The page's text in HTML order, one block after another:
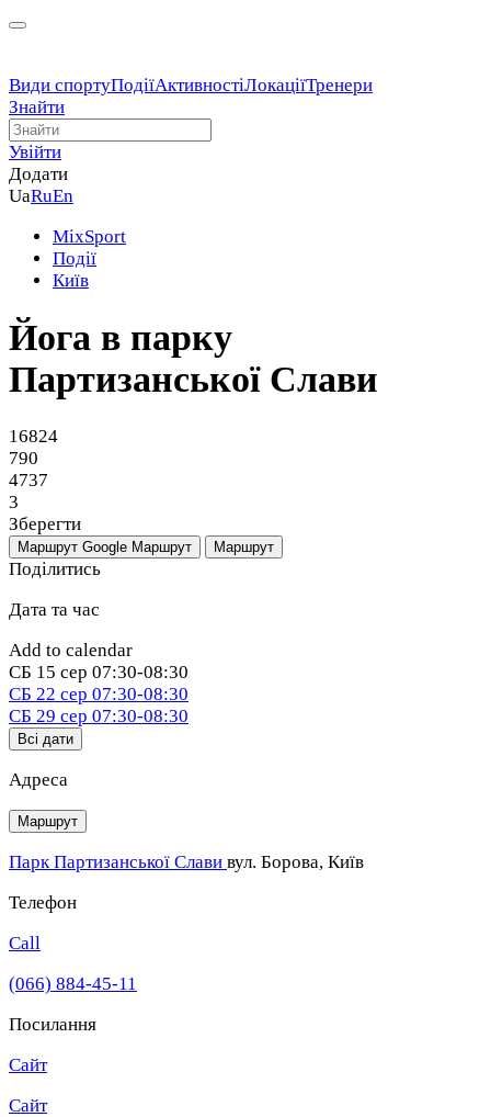
Види спортуПодіїАктивностіЛокаціїТренери
Знайти
Увійти
Додати
UaRuEn
MixSport
Події
Київ
Йога в парку
Партизанської Слави
16824
790
4737
3
Зберегти
Маршрут Google Маршрут Маршрут
Поділитись
Дата та час
Add to calendar
СБ 15 сер 07:30-08:30
СБ 22 сер 07:30-08:30
СБ 29 сер 07:30-08:30
Всі дати
Адреса
Маршрут
Парк Партизанської Слави вул. Борова, Київ
Телефон
Call
(066) 884-45-11
Посилання
Сайт
Сайт